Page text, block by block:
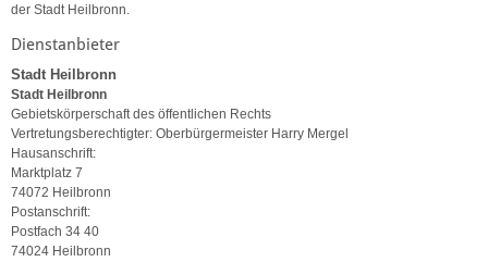
der Stadt Heilbronn.
Dienstanbieter
Stadt Heilbronn
Stadt Heilbronn
Gebietskörperschaft des öffentlichen Rechts
Vertretungsberechtigter: Oberbürgermeister Harry Mergel
Hausanschrift:
Marktplatz 7
74072 Heilbronn
Postanschrift:
Postfach 34 40
74024 Heilbronn